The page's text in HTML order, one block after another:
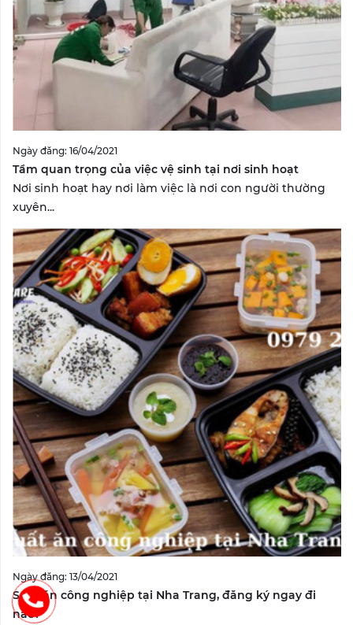
Ngày đăng: 16/04/2021
Tầm quan trọng của việc vệ sinh tại nơi sinh hoạt
Nơi sinh hoạt hay nơi làm việc là nơi con người thường
xuyên...
Ngày đăng: 13/04/2021
Suất ăn công nghiệp tại Nha Trang, đăng ký ngay đi
nào?